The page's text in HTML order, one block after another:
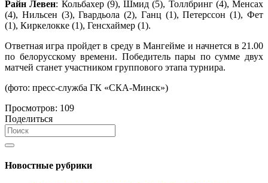
Райн Левен: Кольбахер (9), Шмид (5), Толлбринг (4), Менсах
(4), Нильсен (3), Гвардьола (2), Ганц (1), Петерссон (1), Фет
(1), Киркелокке (1), Генсхаймер (1).
Ответная игра пройдет в среду в Мангейме и начнется в 21.00
по белорусскому времени. Победитель пары по сумме двух
матчей станет участником группового этапа турнира.
(фото: пресс-служба ГК «СКА-Минск»)
Просмотров: 109
Поделиться
Новостные рубрики